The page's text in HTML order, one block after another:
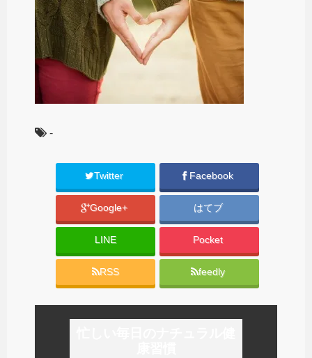
-
Twitter Facebook
Google+ はてブ
LINE Pocket
RSS feedly